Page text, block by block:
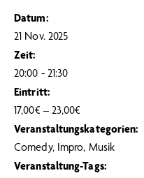
Datum:
21 Nov. 2025
Zeit:
20:00 - 21:30
Eintritt:
17,00€ – 23,00€
Veranstaltungskategorien:
Comedy, Impro, Musik
Veranstaltung-Tags: